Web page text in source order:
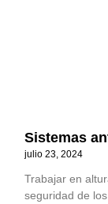
Sistemas
julio 23, 2024
Trabajar en
seguridad de